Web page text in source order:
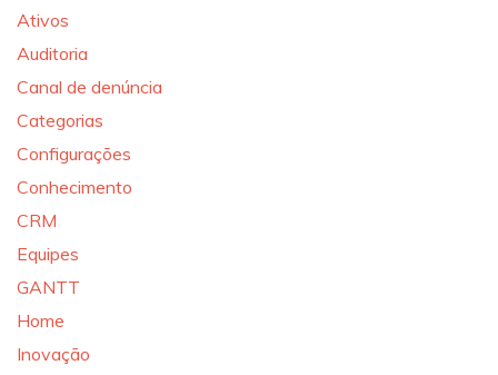
Ativos
Auditoria
Canal de denúncia
Categorias
Configurações
Conhecimento
CRM
Equipes
GANTT
Home
Inovação